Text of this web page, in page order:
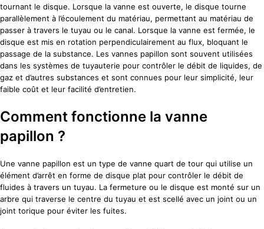
tournant le disque. Lorsque la vanne est ouverte, le disque tourne
parallèlement à l’écoulement du matériau, permettant au matériau de
passer à travers le tuyau ou le canal. Lorsque la vanne est fermée, le
disque est mis en rotation perpendiculairement au flux, bloquant le
passage de la substance. Les vannes papillon sont souvent utilisées
dans les systèmes de tuyauterie pour contrôler le débit de liquides, de
gaz et d’autres substances et sont connues pour leur simplicité, leur
faible coût et leur facilité d’entretien.
Comment fonctionne la vanne
papillon ?
Une vanne papillon est un type de vanne quart de tour qui utilise un
élément d’arrêt en forme de disque plat pour contrôler le débit de
fluides à travers un tuyau. La fermeture ou le disque est monté sur un
arbre qui traverse le centre du tuyau et est scellé avec un joint ou un
joint torique pour éviter les fuites.